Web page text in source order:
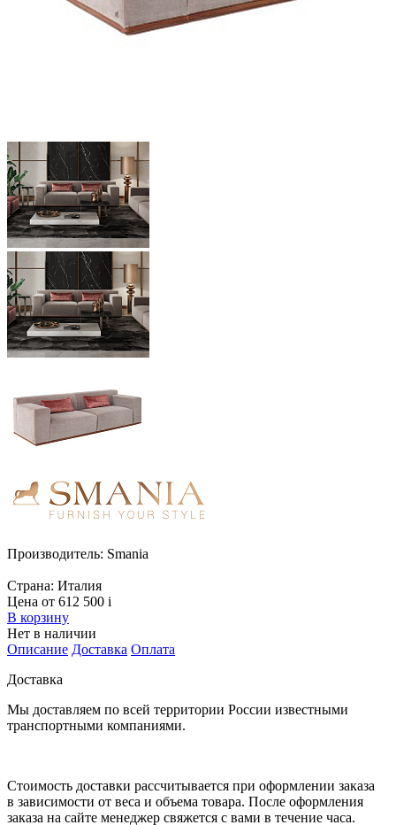
Производитель: Smania
Страна: Италия
Цена от 612 500 i
В корзину
Нет в наличии
Описание Доставка Оплата
Доставка
Мы доставляем по всей территории России известными
транспортными компаниями.
Стоимость доставки рассчитывается при оформлении заказа
в зависимости от веса и объема товара. После оформления
заказа на сайте менеджер свяжется с вами в течение часа.